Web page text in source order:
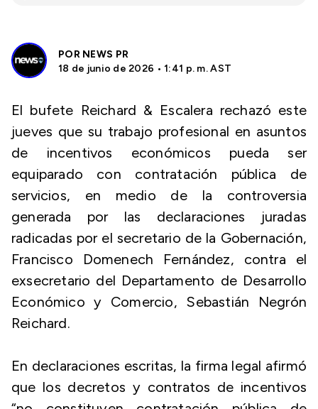
POR NEWS PR
18 de junio de 2026 • 1:41 p. m. AST
El bufete Reichard & Escalera rechazó este
jueves que su trabajo profesional en asuntos
de incentivos económicos pueda ser
equiparado con contratación pública de
servicios, en medio de la controversia
generada por las declaraciones juradas
radicadas por el secretario de la Gobernación,
Francisco Domenech Fernández, contra el
exsecretario del Departamento de Desarrollo
Económico y Comercio, Sebastián Negrón
Reichard.
En declaraciones escritas, la firma legal afirmó
que los decretos y contratos de incentivos